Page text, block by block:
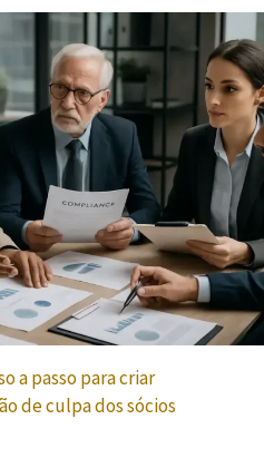
a passo para criar
de culpa dos sócios